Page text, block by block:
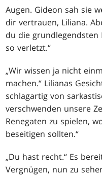
Augen. Gideon sah sie
dir vertrauen, Liliana.
du die grundlegendsten
so verletzt.“
„Wir wissen ja nicht
machen.“ Lilianas
schlagartig von
verschwenden unsere
Renegaten zu spielen,
beseitigen sollten.“
„Du hast recht.“ Es
Vergnügen, nun zu